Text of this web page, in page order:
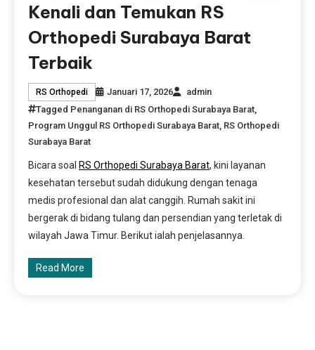
Kenali dan Temukan RS
Orthopedi Surabaya Barat
Terbaik
RS Orthopedi Januari 17, 2026
admin
Tagged Penanganan di RS Orthopedi Surabaya Barat
Program Unggul RS Orthopedi Surabaya Barat RS Orthopedi
Surabaya Barat
Bicara soal RS Orthopedi Surabaya Barat, kini layanan
kesehatan tersebut sudah didukung dengan tenaga
medis profesional dan alat canggih. Rumah sakit ini
bergerak di bidang tulang dan persendian yang terletak di
wilayah Jawa Timur. Berikut ialah penjelasannya.
Read More